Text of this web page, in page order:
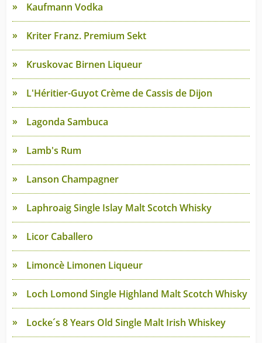
Kaufmann Vodka
Kriter Franz. Premium Sekt
Kruskovac Birnen Liqueur
L'Héritier-Guyot Crème de Cassis de Dijon
Lagonda Sambuca
Lamb's Rum
Lanson Champagner
Laphroaig Single Islay Malt Scotch Whisky
Licor Caballero
Limoncè Limonen Liqueur
Loch Lomond Single Highland Malt Scotch Whisky
Locke´s 8 Years Old Single Malt Irish Whiskey